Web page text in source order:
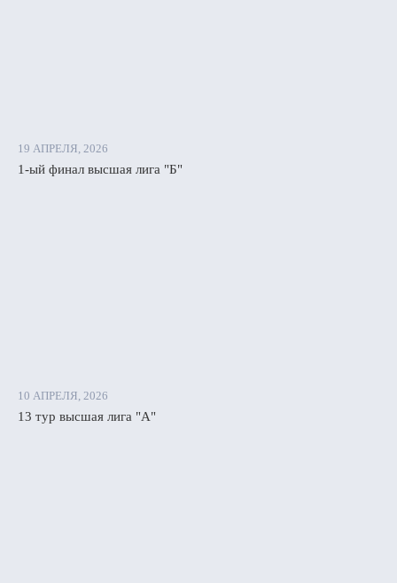
19 АПРЕЛЯ, 2026
1-ый финал высшая лига "Б"
10 АПРЕЛЯ, 2026
13 тур высшая лига "А"